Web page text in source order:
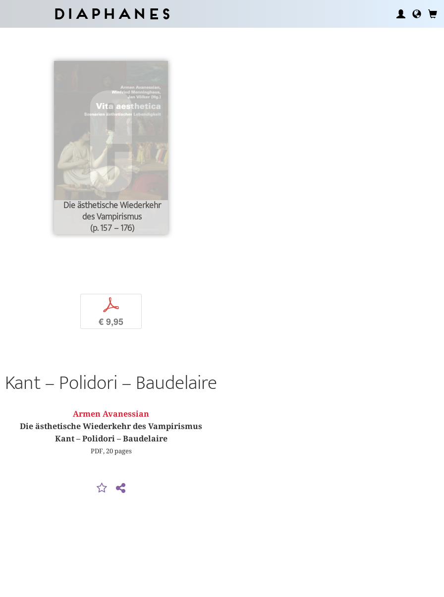
Diaphanes
Die ästhetische Wiederkehr
des Vampirismus
(p. 157 – 176)
p
€ 9,95
Kant – Polidori – Baudelaire
Armen Avanessian
Die ästhetische Wiederkehr des Vampirismus
Kant – Polidori – Baudelaire
PDF, 20 pages